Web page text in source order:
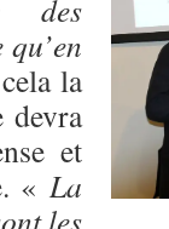
des
la
devra
et
« La
les